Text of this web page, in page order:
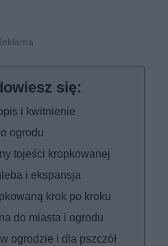
i kwitnienie
ogrodu
tojeści kropkowanej
i ekspansja
krok po kroku
do miasta i ogrodu
ogrodzie i dla pszczół